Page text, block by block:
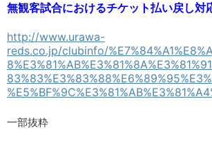
無観客試合におけるチケット払い戻し
http://www.urawa-
reds.co.jp/clubinfo/
一部抜粋